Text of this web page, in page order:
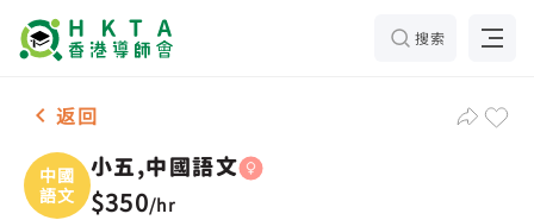
搜索
女-1名 小五,中國語文，紅磡 補習推介
返回
中國
語文
小五,中國語文
$350/hr